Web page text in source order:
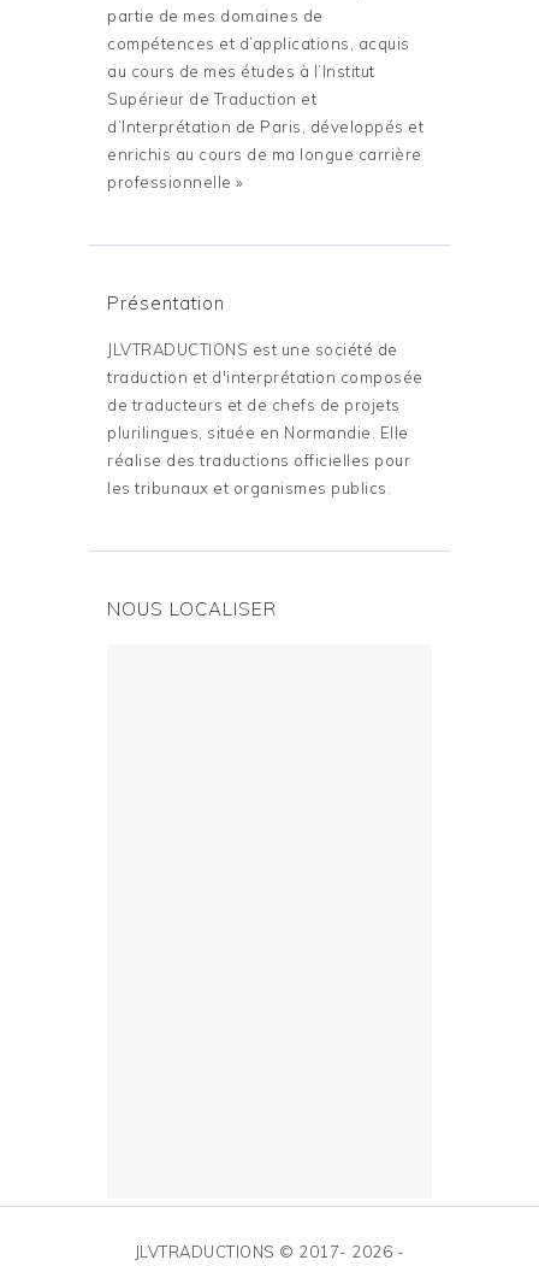
partie de mes domaines de
compétences et d’applications, acquis
au cours de mes études à l’Institut
Supérieur de Traduction et
d’Interprétation de Paris, développés et
enrichis au cours de ma longue carrière
professionnelle »
Présentation
JLVTRADUCTIONS est une société de
traduction et d'interprétation composée
de traducteurs et de chefs de projets
plurilingues, située en Normandie. Elle
réalise des traductions officielles pour
les tribunaux et organismes publics.
NOUS LOCALISER
JLVTRADUCTIONS © 2017- 2026 -